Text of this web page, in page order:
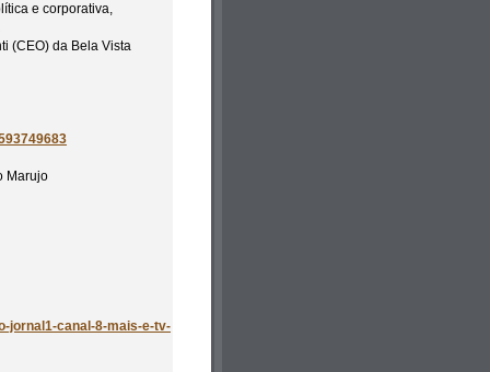
e corporativa,
(CEO) da Bela Vista
Marujo
jornal1-canal-8-mais-e-tv-